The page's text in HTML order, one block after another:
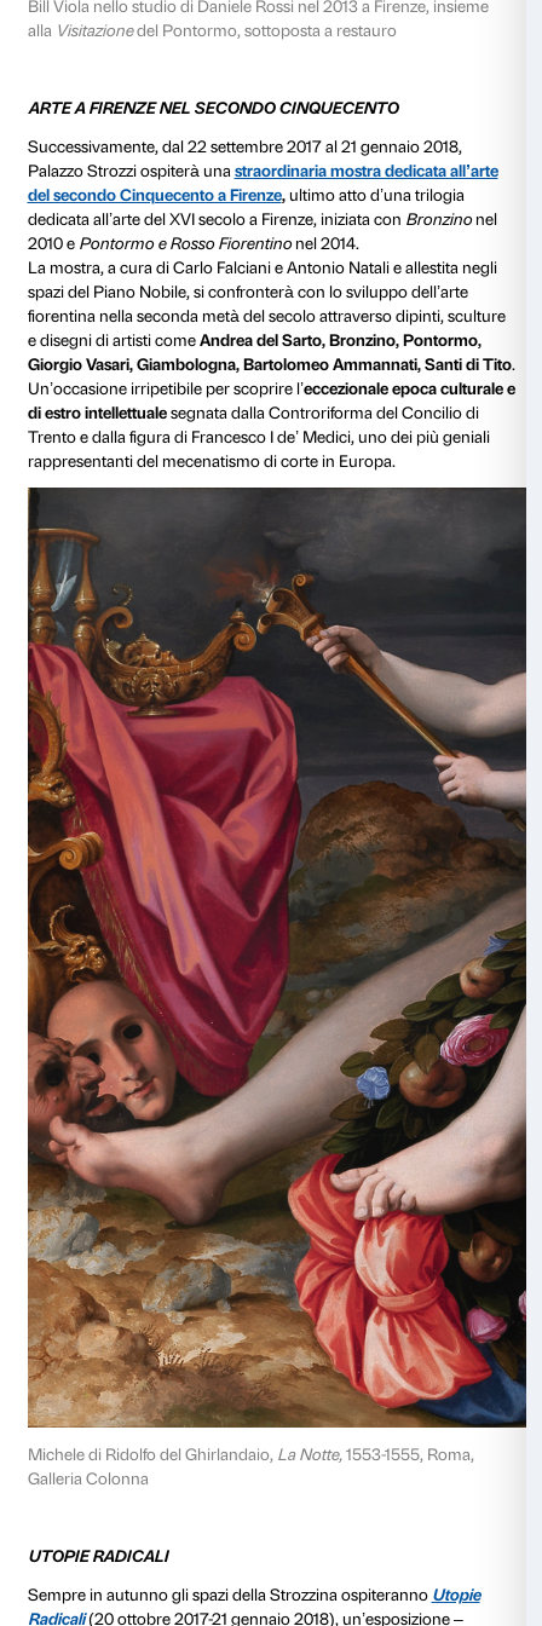
È qui infatti che l’artista ha iniziato la sua carriera nel
rapporto con la storia e l’arte toscana verrà inoltre
attraverso importanti collaborazioni con realtà
come il Grande Museo del Duomo, le Gallerie degli
di Santa Maria Novella a Firenze, ma anche con le
Arezzo.
Bill Viola nello studio di Daniele Rossi nel 2013 a
allaVisitazione del Pontormo, sottoposta a restauro
ARTE A FIRENZE NEL SECONDO CINQUECENTO
Successivamente, dal 22 settembre 2017 al 21
Palazzo Strozzi ospiterà unastraordinaria mostra
del secondo Cinquecento a Firenze,ultimo atto
dedicata all’arte del XVI secolo a Firenze, iniziata con
2010 ePontormo e Rosso Fiorentinonel 2014.
La mostra, a cura di Carlo Falciani e Antonio Natali e
spazi del Piano Nobile, si confronterà con lo
fiorentina nella seconda metà del secolo attraverso
e disegni di artisti comeAndrea del Sarto, Bronzino,
Giorgio Vasari, Giambologna, Bartolomeo
Un’occasione irripetibile per scoprire l’eccezionale
di estro intellettualesegnata dalla Controriforma del
Trento e dalla figura di Francesco I de’ Medici, uno